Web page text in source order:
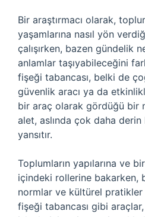
Bir araştırmacı olarak,
yaşamlarına nasıl yön
çalışırken, bazen gündelik
anlamlar taşıyabileceğini
fişeği tabancası, belki de
güvenlik aracı ya da
bir araç olarak gördüğü bir
alet, aslında çok daha
yansıtır.
Toplumların yapılarına ve
içindeki rollerine bakarken,
normlar ve kültürel pratikler
fişeği tabancası gibi